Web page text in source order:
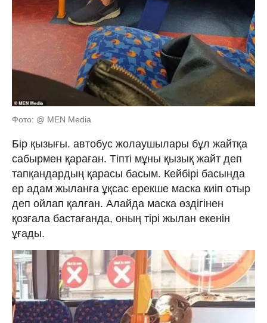
Фото: @ MEN Media
Бір қызығы. автобус жолаушылары бұл жайтқа
сабырмен қараған. Тіпті мұны қызық жайт деп
тапқандардың қарасы басым. Кейбірі басында
ер адам жыланға ұқсас ерекше маска киіп отыр
деп ойлап қалған. Алайда маска өздігінен
қозғала бастағанда, оның тірі жылан екенін
ұғады.